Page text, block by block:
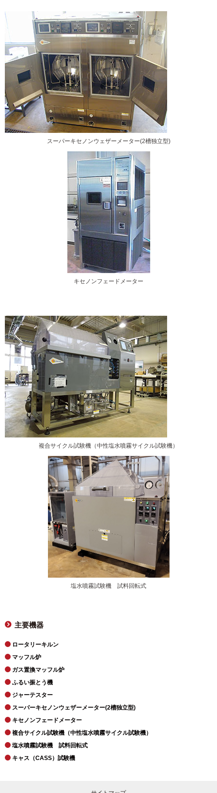
スーパーキセノンウェザーメーター(2槽独立型)
キセノンフェードメーター
複合サイクル試験機（中性塩水噴霧サイクル試験機）
塩水噴霧試験機 試料回転式
主要機器
ロータリーキルン
マッフル炉
ガス置換マッフル炉
ふるい振とう機
ジャーテスター
スーパーキセノンウェザーメーター(2槽独立型)
キセノンフェードメーター
複合サイクル試験機（中性塩水噴霧サイクル試験機）
塩水噴霧試験機 試料回転式
キャス（CASS）試験機